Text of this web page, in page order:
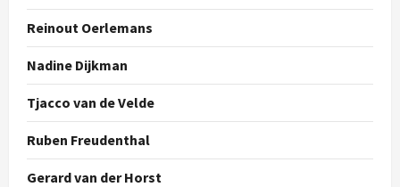
Reinout Oerlemans
Nadine Dijkman
Tjacco van de Velde
Ruben Freudenthal
Gerard van der Horst